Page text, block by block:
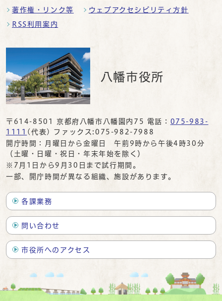
著作権・リンク等 ウェブアクセシビリティ方針
RSS利用案内
八幡市役所
〒614-8501 京都府八幡市八幡園内75 電話： 075-983-
1111 (代表) ファックス:075-982-7988
開庁時間：月曜日から金曜日 午前9時から午後4時30分
（土曜・日曜・祝日・年末年始を除く）
※7月1日から9月30日まで試行期間。
一部、開庁時間が異なる組織、施設があります。
各課業務
問い合わせ
市役所へのアクセス